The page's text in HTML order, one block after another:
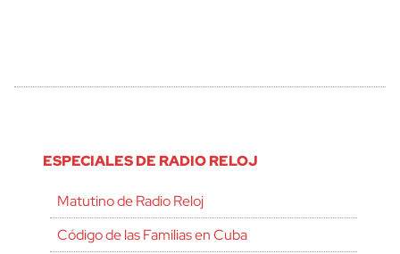
ESPECIALES DE RADIO RELOJ
Matutino de Radio Reloj
Código de las Familias en Cuba